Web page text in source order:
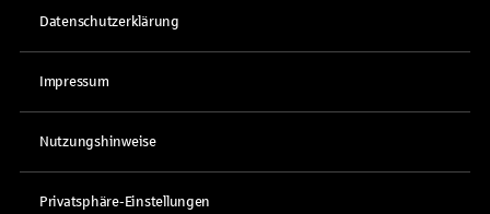
Datenschutzerklärung
Impressum
Nutzungshinweise
Privatsphäre-Einstellungen